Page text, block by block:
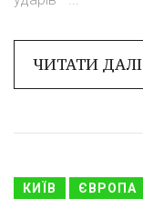
ЧИТАТИ ДАЛІ
КИЇВ ЄВРОПА